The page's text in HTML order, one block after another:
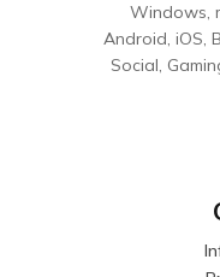
Windows,
Android, iOS,
Social,